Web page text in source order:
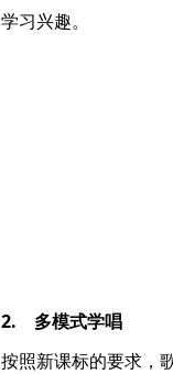
学习兴趣。
2. 多模式学唱
按照新课标的要求，